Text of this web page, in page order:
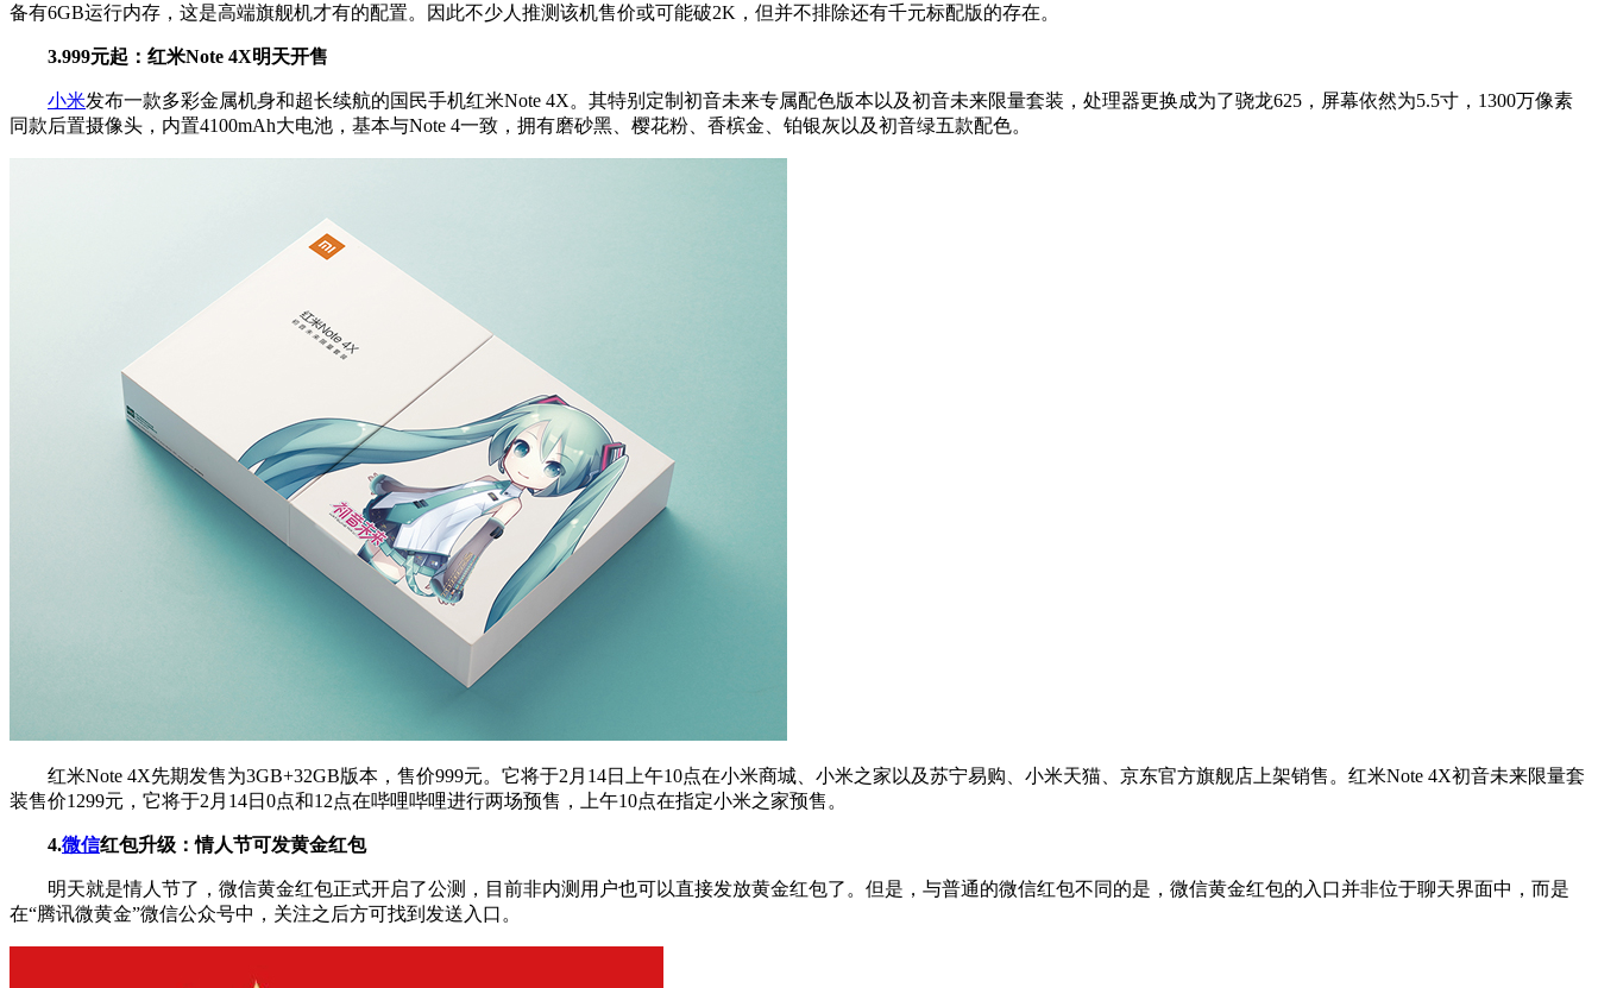
备有6GB运行内存，这是高端旗舰机才有的配置。因此不少人推测该机售价或可能破2K，但并不排除还有千元标配版的存在。
3.999元起：红米Note 4X明天开售
小米发布一款多彩金属机身和超长续航的国民手机红米Note 4X。其特别定制初音未来专属配色版本以及初音未来限量套装，处理器更换成为了骁龙625，屏幕依然为5.5寸，1300万像素
同款后置摄像头，内置4100mAh大电池，基本与Note 4一致，拥有磨砂黑、樱花粉、香槟金、铂银灰以及初音绿五款配色。
红米Note 4X先期发售为3GB+32GB版本，售价999元。它将于2月14日上午10点在小米商城、小米之家以及苏宁易购、小米天猫、京东官方旗舰店上架销售。红米Note 4X初音未来限量套
装售价1299元，它将于2月14日0点和12点在哔哩哔哩进行两场预售，上午10点在指定小米之家预售。
4.微信红包升级：情人节可发黄金红包
明天就是情人节了，微信黄金红包正式开启了公测，目前非内测用户也可以直接发放黄金红包了。但是，与普通的微信红包不同的是，微信黄金红包的入口并非位于聊天界面中，而是
在“腾讯微黄金”微信公众号中，关注之后方可找到发送入口。